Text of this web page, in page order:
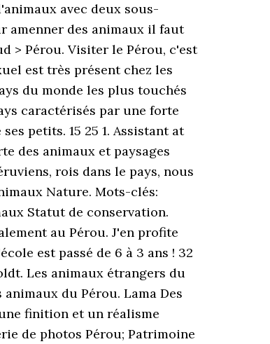
avec deux sous-
amenner des animaux il faut
> Pérou. Visiter le Pérou, c'est
est très présent chez les
du monde les plus touchés
caractérisés par une forte
petits. 15 25 1. Assistant at
des animaux et paysages
rois dans le pays, nous
Nature. Mots-clés:
Statut de conservation.
au Pérou. J'en profite
est passé de 6 à 3 ans ! 32
Les animaux étrangers du
du Pérou. Lama Des
finition et un réalisme
de photos Pérou; Patrimoine